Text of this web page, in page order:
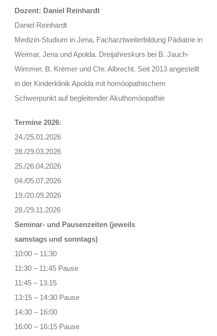
Dozent: Daniel Reinhardt
Daniel Reinhardt
Medizin-Studium in Jena, Facharztweiterbildung Pädiatrie in
Weimar, Jena und Apolda. Dreijahreskurs bei B. Jauch-
Wimmer, B. Krèmer und Chr. Albrecht. Seit 2013 angestellt
in der Kinderklinik Apolda mit homöopathischem
Schwerpunkt auf begleitender Akuthomöopathie
Termine 2026:
24./25.01.2026
28./29.03.2026
25./26.04.2026
04./05.07.2026
19./20.09.2026
28./29.11.2026
Seminar- und Pausenzeiten (jeweils
samstags und sonntags)
10:00 – 11:30
11:30 – 11:45 Pause
11:45 – 13:15
13:15 – 14:30 Pause
14:30 – 16:00
16:00 – 16:15 Pause